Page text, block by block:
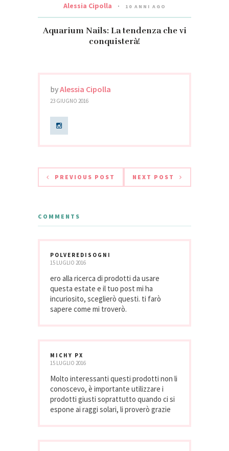
Alessia Cipolla 10 ANNI AGO
Aquarium Nails: La tendenza che vi
conquisterà!
byAlessia Cipolla
23 GIUGNO 2016
PREVIOUS POST NEXT POST
COMMENTS
POLVEREDISOGNI
15 LUGLIO 2016
ero alla ricerca di prodotti da usare
questa estate e il tuo post mi ha
incuriosito, sceglierò questi. ti farò
sapere come mi troverò.
MICHY PX
15 LUGLIO 2016
Molto interessanti questi prodotti non li
conoscevo, è importante utilizzare i
prodotti giusti soprattutto quando ci si
espone ai raggi solari, li proverò grazie